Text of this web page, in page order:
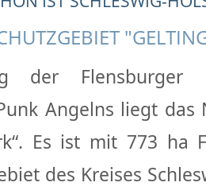
der
Angelns liegt das
Es ist mit 773 ha
des Kreises